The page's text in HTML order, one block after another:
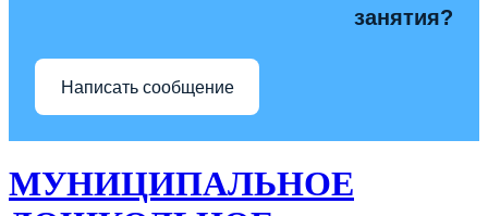
занятия?
Написать сообщение
МУНИЦИПАЛЬНОЕ